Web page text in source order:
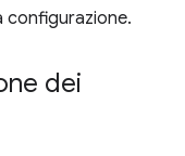
configurazione.
dei